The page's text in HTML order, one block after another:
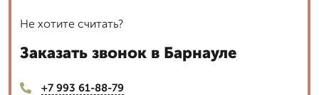
Не хотите считать?
Заказать звонок в Барнауле
+7 993 61-88-79